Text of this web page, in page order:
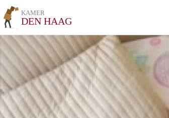
KAMER
DEN HAAG